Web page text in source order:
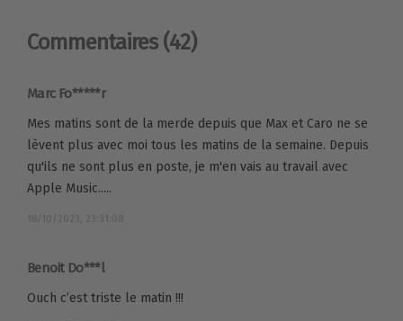
Commentaires (42)
Marc Fo*****r
Mes matins sont de la merde depuis que Max et Caro ne se
lèvent plus avec moi tous les matins de la semaine. Depuis
qu'ils ne sont plus en poste, je m'en vais au travail avec
Apple Music.....
18/10/2023, 23:31:08
Benoit Do***l
Ouch c’est triste le matin !!!